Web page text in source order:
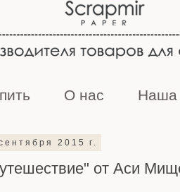
О нас Наша
2015 г.
от Аси